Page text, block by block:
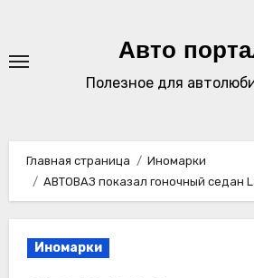
содержимому
Авто
Полезное для
Главная страница
Иномарки
АВТОВАЗ показал гоночный седан
Иномарки